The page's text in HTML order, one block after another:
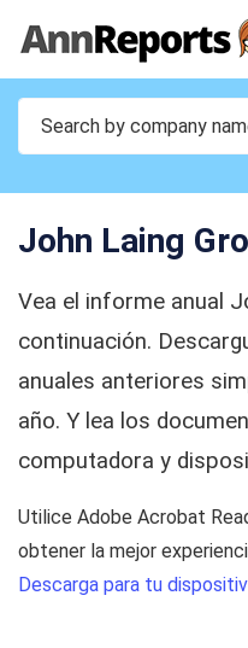
John Laing
Vea el informe anual
continuación.
anuales anteriores
año. Y lea los
computadora y
Utilice Adobe Acrobat
obtener la mejor
Descarga para tu